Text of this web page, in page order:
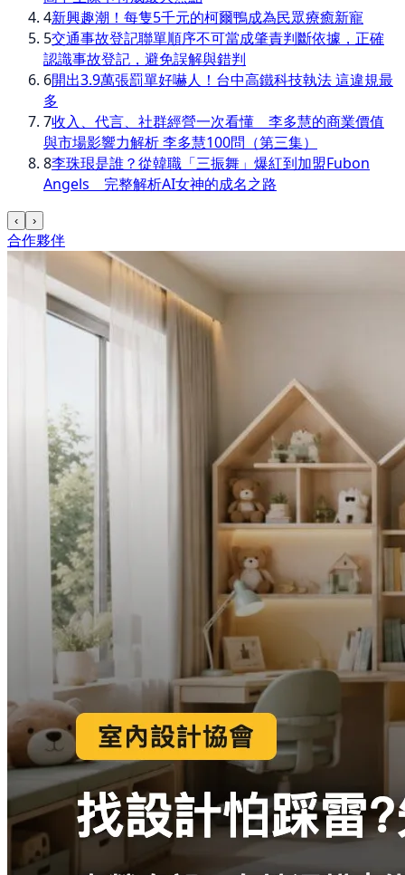
4新興趣潮！每隻5千元的柯爾鴨成為民眾療癒新寵
5交通事故登記聯單順序不可當成肇責判斷依據，正確
認識事故登記，避免誤解與錯判
6開出3.9萬張罰單好嚇人！台中高鐵科技執法 這違規最
多
7收入、代言、社群經營一次看懂 李多慧的商業價值
與市場影響力解析 李多慧100問（第三集）
8李珠珢是誰？從韓職「三振舞」爆紅到加盟Fubon
Angels 完整解析AI女神的成名之路
‹ ›
合作夥伴